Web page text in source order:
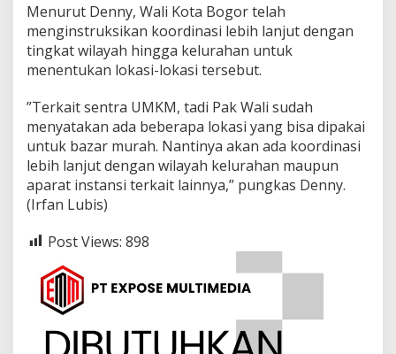
​Menurut Denny, Wali Kota Bogor telah
menginstruksikan koordinasi lebih lanjut dengan
tingkat wilayah hingga kelurahan untuk
menentukan lokasi-lokasi tersebut.
​”Terkait sentra UMKM, tadi Pak Wali sudah
menyatakan ada beberapa lokasi yang bisa dipakai
untuk bazar murah. Nantinya akan ada koordinasi
lebih lanjut dengan wilayah kelurahan maupun
aparat instansi terkait lainnya,” pungkas Denny.
(Irfan Lubis)
Post Views: 898